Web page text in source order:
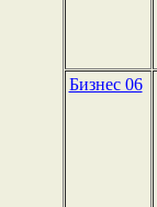
Бизнес 06